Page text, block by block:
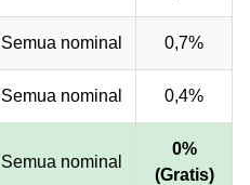
Semua nominal 0,7%
Semua nominal 0,4%
Semua nominal
0%
(Gratis)